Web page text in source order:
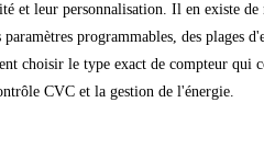
et leur personnalisation. Il en existe
programmables, des plages
choisir le type exact de compteur
CVC et la gestion de l'énergie.